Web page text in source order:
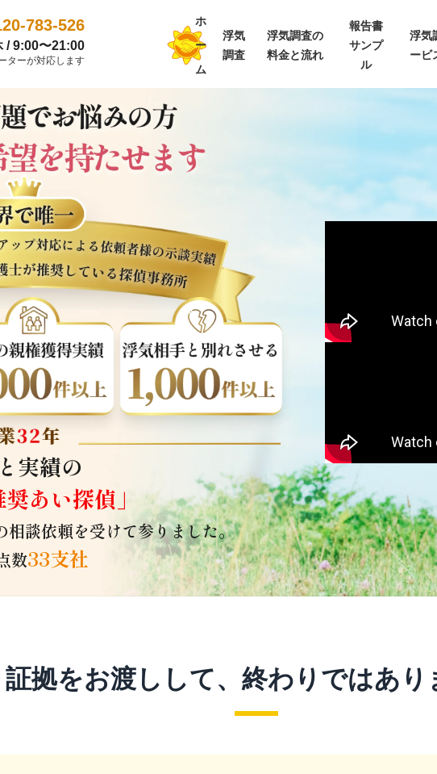
783-526
/ 9:00〜21:00
ターが対応します
ホ
ー
ム
浮気
調査
浮気調査の
料金と流れ
報告書
サンプ
ル
浮気
ービ
実績の
奨あい探偵」
相談依頼を受けて参りました。
数33支社
証拠をお渡しして、終わりではあり